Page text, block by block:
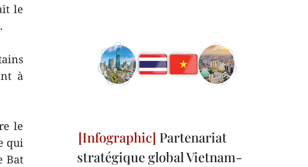
le
à
le
qui
Bat
Partenariat
stratégique global Vietnam-